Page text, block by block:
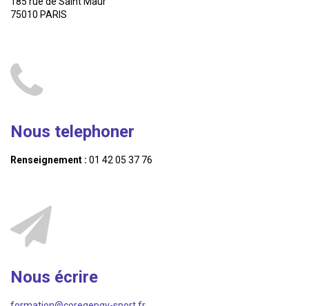
75010 PARIS
Nous telephoner
Renseignement : 01 42 05 37 76
Nous écrire